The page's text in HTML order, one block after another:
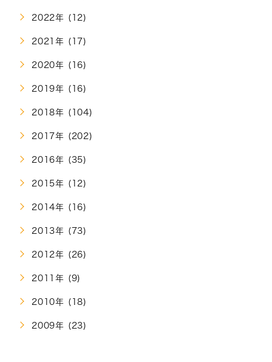
2022年 (12)
2021年 (17)
2020年 (16)
2019年 (16)
2018年 (104)
2017年 (202)
2016年 (35)
2015年 (12)
2014年 (16)
2013年 (73)
2012年 (26)
2011年 (9)
2010年 (18)
2009年 (23)